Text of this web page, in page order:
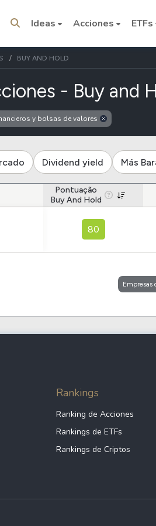
Ideas Acciones ETFs
ETFs
IVV
BUY AND HOLD
- Buy and
y bolsas de valores
Dividend yield Más
Pontuação
Buy And Hold
80
Empresas
Rankings
Ranking de Acciones
Rankings de ETFs
Rankings de Criptos